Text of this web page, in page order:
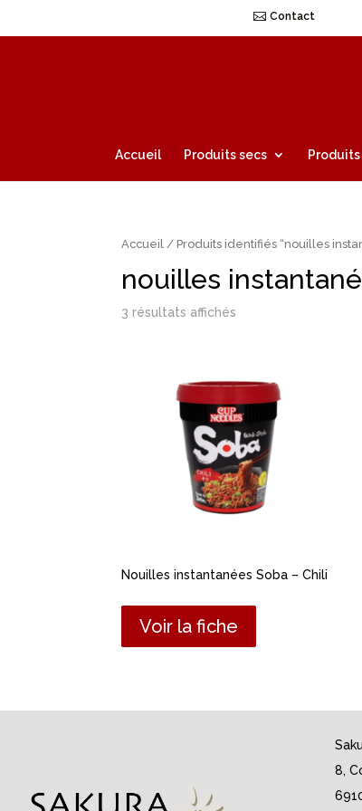
Contact
Accueil Produits secs
Accueil / Produits identifiés “nouilles
nouilles
3 résultats affichés
Nouilles instantanées Soba – Chili
Voir la fiche
8,